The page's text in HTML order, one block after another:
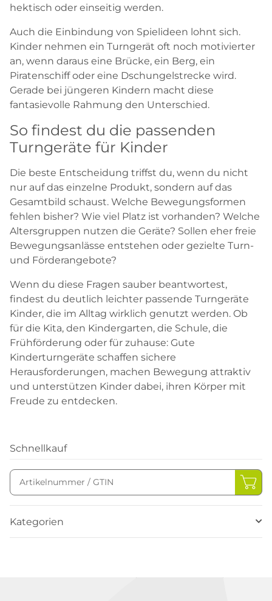
hektisch oder einseitig werden.
Auch die Einbindung von Spielideen lohnt sich.
Kinder nehmen ein Turngerät oft noch motivierter
an, wenn daraus eine Brücke, ein Berg, ein
Piratenschiff oder eine Dschungelstrecke wird.
Gerade bei jüngeren Kindern macht diese
fantasievolle Rahmung den Unterschied.
So findest du die passenden
Turngeräte für Kinder
Die beste Entscheidung triffst du, wenn du nicht
nur auf das einzelne Produkt, sondern auf das
Gesamtbild schaust. Welche Bewegungsformen
fehlen bisher? Wie viel Platz ist vorhanden? Welche
Altersgruppen nutzen die Geräte? Sollen eher freie
Bewegungsanlässe entstehen oder gezielte Turn-
und Förderangebote?
Wenn du diese Fragen sauber beantwortest,
findest du deutlich leichter passende Turngeräte
Kinder, die im Alltag wirklich genutzt werden. Ob
für die Kita, den Kindergarten, die Schule, die
Frühförderung oder für zuhause: Gute
Kinderturngeräte schaffen sichere
Herausforderungen, machen Bewegung attraktiv
und unterstützen Kinder dabei, ihren Körper mit
Freude zu entdecken.
Schnellkauf
Kategorien